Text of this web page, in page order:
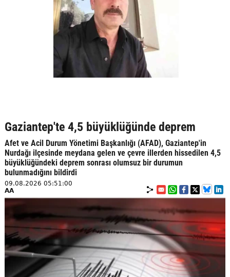
Gaziantep'te 4,5 büyüklüğünde deprem
Afet ve Acil Durum Yönetimi Başkanlığı (AFAD), Gaziantep'in
Nurdağı ilçesinde meydana gelen ve çevre illerden hissedilen 4,5
büyüklüğündeki deprem sonrası olumsuz bir durumun
bulunmadığını bildirdi
09.08.2026 05:51:00
AA